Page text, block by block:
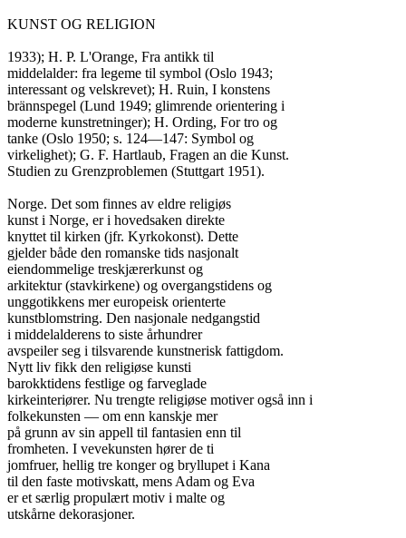
KUNST OG RELIGION
1933); H. P. L'Orange, Fra antikk til
middelalder: fra legeme til symbol (Oslo 1943;
interessant og velskrevet); H. Ruin, I konstens
brännspegel (Lund 1949; glimrende orientering i
moderne kunstretninger); H. Ording, For tro og
tanke (Oslo 1950; s. 124—147: Symbol og
virkelighet); G. F. Hartlaub, Fragen an die Kunst.
Studien zu Grenzproblemen (Stuttgart 1951).
Norge. Det som finnes av eldre religiøs
kunst i Norge, er i hovedsaken direkte
knyttet til kirken (jfr. Kyrkokonst). Dette
gjelder både den romanske tids nasjonalt
eiendommelige treskjærerkunst og
arkitektur (stavkirkene) og overgangstidens og
unggotikkens mer europeisk orienterte
kunstblomstring. Den nasjonale nedgangstid
i middelalderens to siste århundrer
avspeiler seg i tilsvarende kunstnerisk fattigdom.
Nytt liv fikk den religiøse kunsti
barokktidens festlige og farveglade
kirkeinteriører. Nu trengte religiøse motiver også inn i
folkekunsten — om enn kanskje mer
på grunn av sin appell til fantasien enn til
fromheten. I vevekunsten hører de ti
jomfruer, hellig tre konger og bryllupet i Kana
til den faste motivskatt, mens Adam og Eva
er et særlig propulært motiv i malte og
utskårne dekorasjoner.